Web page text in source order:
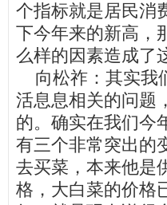
个指标就是居民消
下今年来的新高，
么样的因素造成了
向松祚：其实我
活息息相关的问题
的。确实在我们今
有三个非常突出的
去买菜，本来他是
格，大白菜的价格